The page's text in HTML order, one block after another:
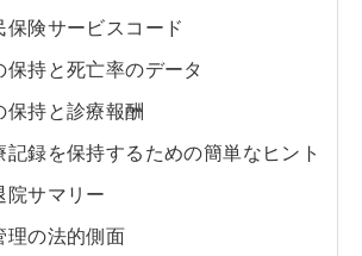
険サービスコード
持と死亡率のデータ
持と診療報酬
録を保持するための簡単なヒント
サマリー
の法的側面